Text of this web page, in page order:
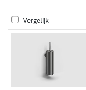
Vergelijk